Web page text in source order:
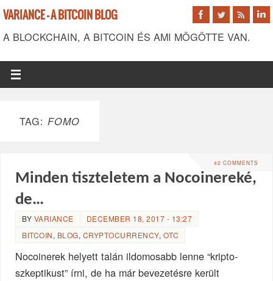
VARIANCE - A BITCOIN BLOG
A BLOCKCHAIN, A BITCOIN ÉS AMI MÖGÖTTE VAN.
TAG: FOMO
42 COMMENTS
Minden tiszteletem a Nocoinereké,
de…
BY VARIANCE
DECEMBER 18, 2017 - 13:27
BITCOIN, BLOG, CRYPTOCURRENCY, OTC
Nocoinerek helyett talán ildomosabb lenne “kripto-
szkeptikust” írni, de ha már bevezetésre került